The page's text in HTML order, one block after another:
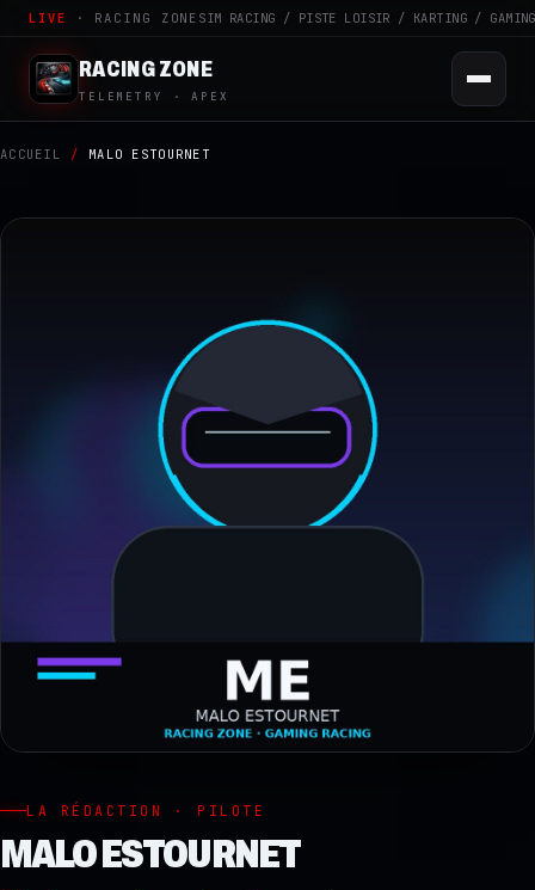
LIVE · RACING ZONE SIM RACING / PISTE LOISIR / KARTING / GAMING
RACING ZONE
TELEMETRY · APEX
ACCUEIL / MALO ESTOURNET
LA RÉDACTION · PILOTE
MALO ESTOURNET